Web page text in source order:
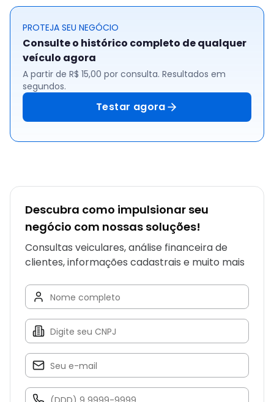
PROTEJA SEU NEGÓCIO
Consulte o histórico completo de qualquer
veículo agora
A partir de R$ 15,00 por consulta. Resultados em
segundos.
Testar agora
Descubra como impulsionar seu
negócio com nossas soluções!
Consultas veiculares, análise financeira de
clientes, informações cadastrais e muito mais